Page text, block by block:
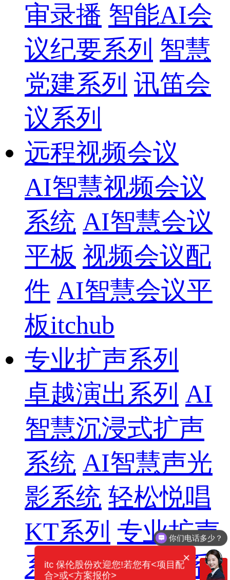
审录播 智能AI会
议纪要系列 智慧
党建系列 讯笛会
议系列
远程视频会议
AI智慧视频会议
系统 AI智慧会议
平板 视频会议配
件 AI智慧会议平
板itchub
专业扩声系列
卓越演出系列 AI
智慧沉浸式扩声
系统 AI智慧声光
影系统 轻松悦唱
KT系列 专业扩声
系列 专业音箱系
你们电话多少？
×
itc 保伦股份欢迎您!若您有<项目配
合>或<方案报价>